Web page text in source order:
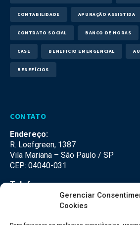
Gerenciar
Cookies
CONTABILIDADE APURAÇÃO ASSISTIDA
CONTRATO SOCIAL BANCO DE HORAS
CASE BENEFICIO EMERGENCIAL
BENEFÍCIOS
CONTATO
Endereço:
R. Loefgreen, 1387
Vila Mariana – São Paulo / SP
CEP: 04040-031
Telefone:
(11) 3500-3500